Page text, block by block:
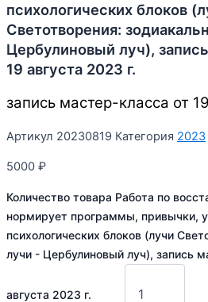
психологических блоков
Светотворения:
Цербулиновый луч),
19 августа 2023 г.
запись мастер-класса от
Артикул 20230819 Категория 2023
5000 ₽
Количество товара Работа по
нормирует программы, привычки,
психологических блоков (лучи
лучи - Цербулиновый луч), запись
августа 2023 г.